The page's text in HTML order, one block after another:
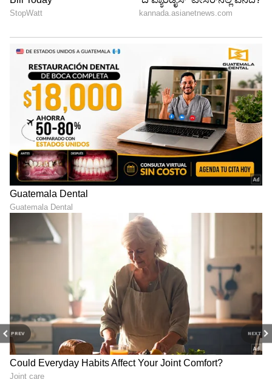
PREV NEXT